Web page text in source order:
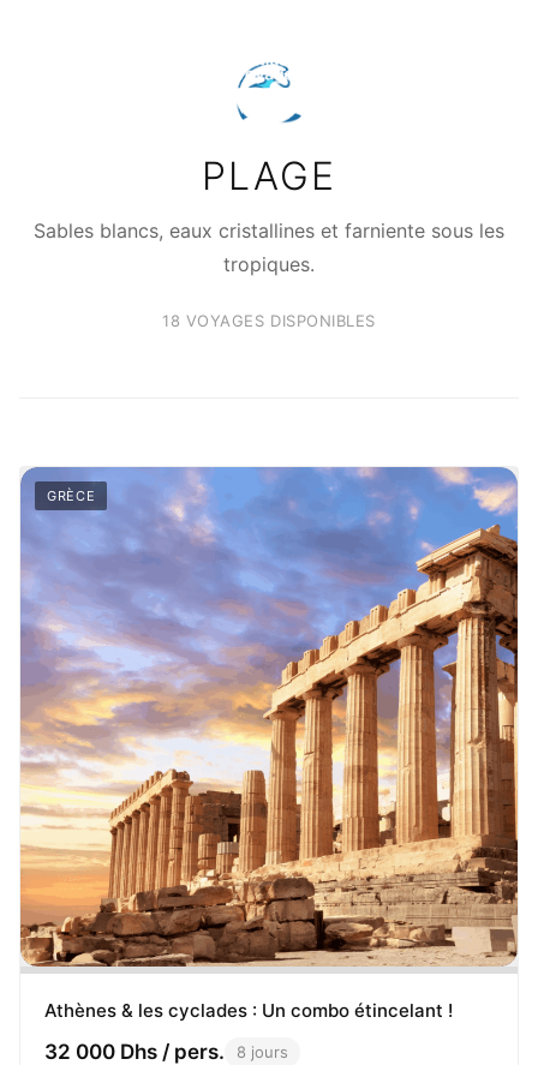
🌊
PLAGE
Sables blancs, eaux cristallines et farniente sous les
tropiques.
18 VOYAGES DISPONIBLES
GRÈCE
Athènes & les cyclades : Un combo étincelant !
32 000 Dhs / pers. 8 jours